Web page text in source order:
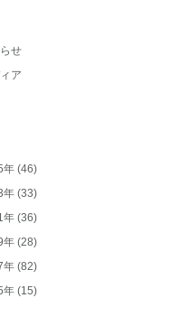
せ
ア
年 (46)
年 (33)
年 (36)
年 (28)
年 (82)
年 (15)